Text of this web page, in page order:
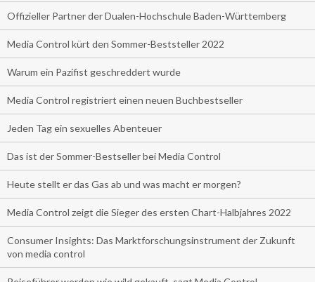
Offizieller Partner der Dualen-Hochschule Baden-Württemberg
Media Control kürt den Sommer-Beststeller 2022
Warum ein Pazifist geschreddert wurde
Media Control registriert einen neuen Buchbestseller
Jeden Tag ein sexuelles Abenteuer
Das ist der Sommer-Bestseller bei Media Control
Heute stellt er das Gas ab und was macht er morgen?
Media Control zeigt die Sieger des ersten Chart-Halbjahres 2022
Consumer Insights: Das Marktforschungsinstrument der Zukunft
von media control